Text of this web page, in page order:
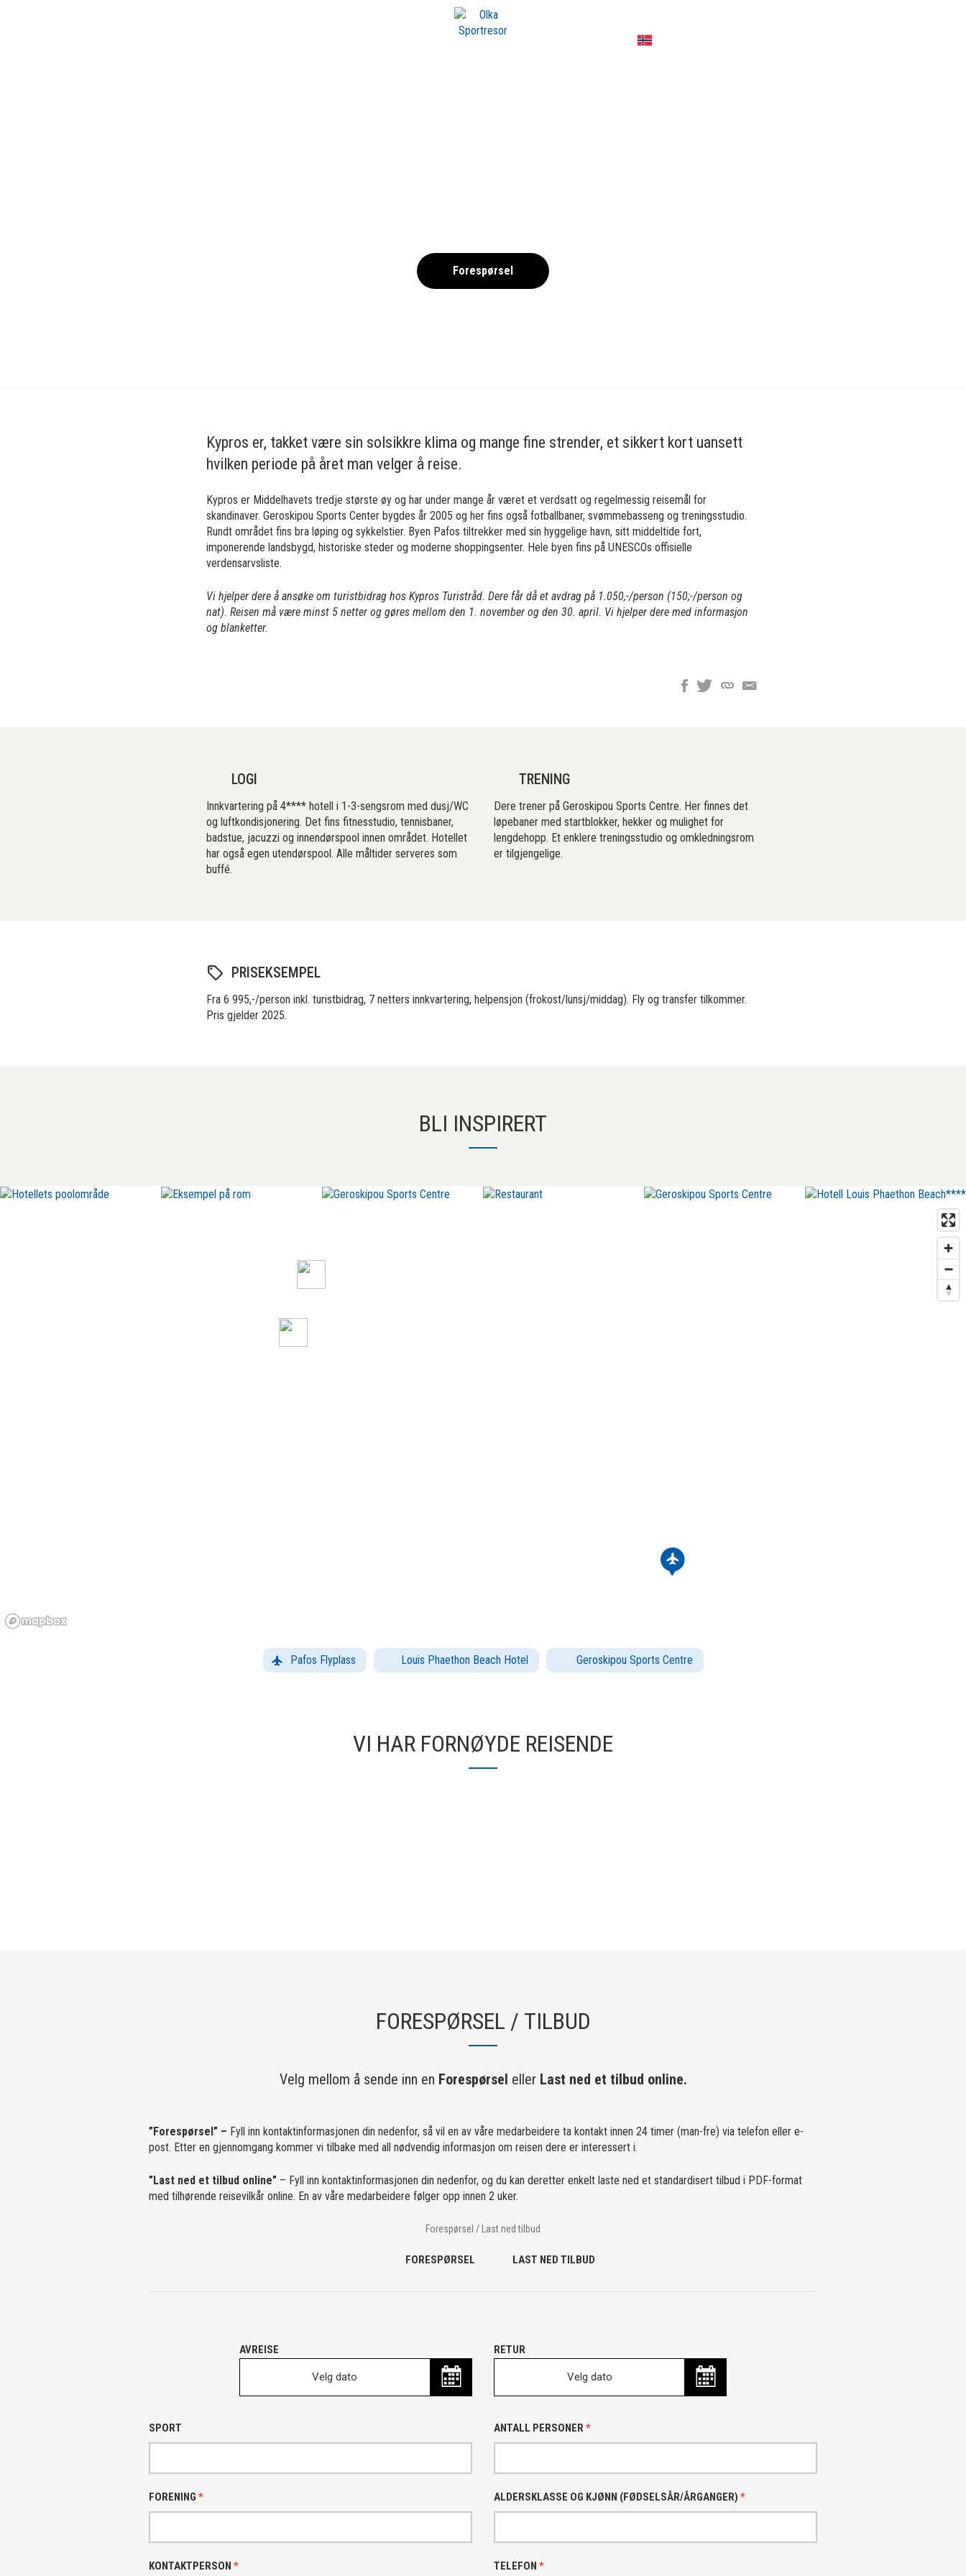
Forespørsel
Kypros er, takket være sin solsikkre klima og mange fine strender, et sikkert kort uansett
hvilken periode på året man velger å reise.
Kypros er Middelhavets tredje største øy og har under mange år været et verdsatt og regelmessig reisemål for
skandinaver. Geroskipou Sports Center bygdes år 2005 og her fins også fotballbaner, svømmebasseng og treningsstudio.
Rundt området fins bra løping og sykkelstier. Byen Pafos tiltrekker med sin hyggelige havn, sitt middeltide fort,
imponerende landsbygd, historiske steder og moderne shoppingsenter. Hele byen fins på UNESCOs offisielle
verdensarvsliste.
Vi hjelper dere å ansøke om turistbidrag hos Kypros Turistråd. Dere får då et avdrag på 1.050,-/person (150;-/person og
nat). Reisen må være minst 5 netter og gøres mellom den 1. november og den 30. april. Vi hjelper dere med informasjon
og blanketter.
LOGI
Innkvartering på 4**** hotell i 1-3-sengsrom med dusj/WC
og luftkondisjonering. Det fins fitnesstudio, tennisbaner,
badstue, jacuzzi og innendørspool innen området. Hotellet
har også egen utendørspool. Alle måltider serveres som
buffé.
TRENING
Dere trener på Geroskipou Sports Centre. Her finnes det
løpebaner med startblokker, hekker og mulighet for
lengdehopp. Et enklere treningsstudio og omkledningsrom
er tilgjengelige.
PRISEKSEMPEL
Fra 6 995,-/person inkl. turistbidrag, 7 netters innkvartering, helpensjon (frokost/lunsj/middag). Fly og transfer tilkommer.
Pris gjelder 2025.
BLI INSPIRERT
Pafos Flyplass Louis Phaethon Beach Hotel Geroskipou Sports Centre
VI HAR FORNØYDE REISENDE
FORESPØRSEL / TILBUD
Velg mellom å sende inn en Forespørsel ellerLast ned et tilbud online.
”Forespørsel” – Fyll inn kontaktinformasjonen din nedenfor, så vil en av våre medarbeidere ta kontakt innen 24 timer (man-fre) via telefon eller e-
post. Etter en gjennomgang kommer vi tilbake med all nødvendig informasjon om reisen dere er interessert i.
”Last ned et tilbud online” – Fyll inn kontaktinformasjonen din nedenfor, og du kan deretter enkelt laste ned et standardisert tilbud i PDF-format
med tilhørende reisevilkår online. En av våre medarbeidere følger opp innen 2 uker.
Forespørsel / Last ned tilbud
FORESPØRSEL LAST NED TILBUD
AVREISE
Velg dato
RETUR
Velg dato
SPORT
FORENING *
KONTAKTPERSON *
ANTALL PERSONER*
ALDERSKLASSE OG KJØNN (FØDSELSÅR/ÅRGANGER) *
TELEFON *